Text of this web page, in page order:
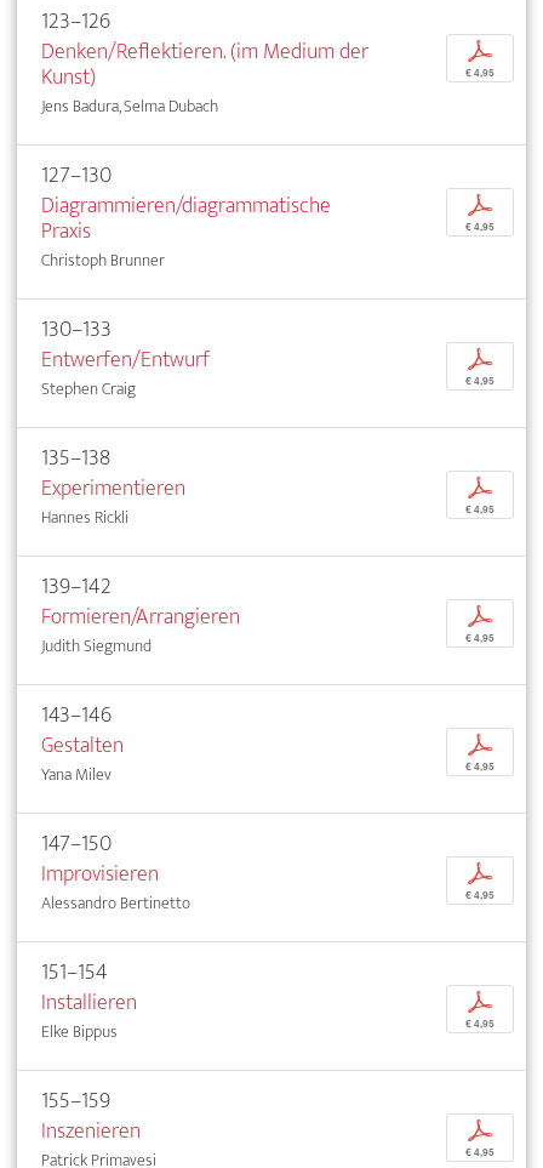
123–126
Denken/Reflektieren. (im Medium der
Kunst)
Jens Badura, Selma Dubach
p
€ 4,95
127–130
Diagrammieren/diagrammatische
Praxis
Christoph Brunner
p
€ 4,95
130–133
Entwerfen/Entwurf
Stephen Craig
p
€ 4,95
135–138
Experimentieren
Hannes Rickli
p
€ 4,95
139–142
Formieren/Arrangieren
Judith Siegmund
p
€ 4,95
143–146
Gestalten
Yana Milev
p
€ 4,95
147–150
Improvisieren
Alessandro Bertinetto
p
€ 4,95
151–154
Installieren
Elke Bippus
p
€ 4,95
155–159
Inszenieren
Patrick Primavesi
p
€ 4,95